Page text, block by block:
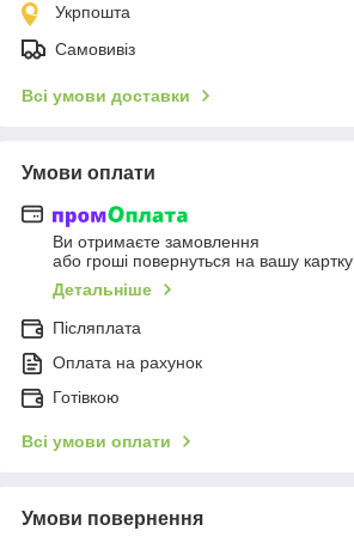
Укрпошта
Самовивіз
Всі умови доставки
Умови оплати
Ви отримаєте замовлення
або гроші повернуться на вашу картку
Детальніше
Післяплата
Оплата на рахунок
Готівкою
Всі умови оплати
Умови повернення